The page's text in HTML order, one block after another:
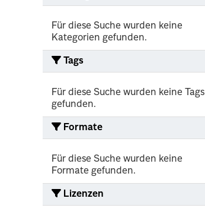
Für diese Suche wurden keine
Kategorien gefunden.
Tags
Für diese Suche wurden keine Tags
gefunden.
Formate
Für diese Suche wurden keine
Formate gefunden.
Lizenzen